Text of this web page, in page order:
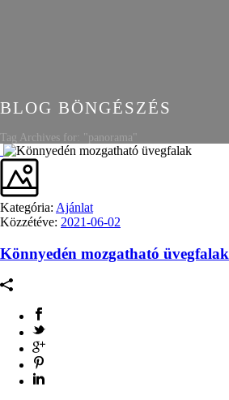
BLOG BÖNGÉSZÉS
Tag Archives for: "panorama"
Kategória: Ajánlat
Közzétéve: 2021-06-02
Könnyedén mozgatható üvegfalak